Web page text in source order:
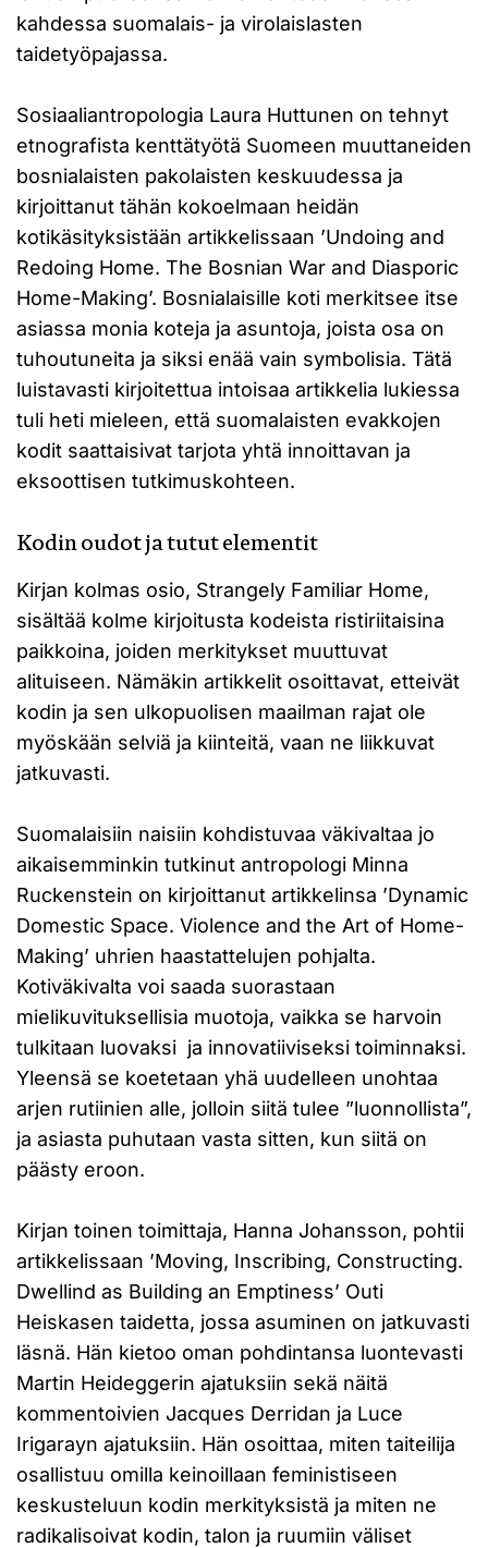
kahdessa suomalais- ja virolaislasten
taidetyöpajassa.
Sosiaaliantropologia Laura Huttunen on tehnyt
etnografista kenttätyötä Suomeen muuttaneiden
bosnialaisten pakolaisten keskuudessa ja
kirjoittanut tähän kokoelmaan heidän
kotikäsityksistään artikkelissaan ’Undoing and
Redoing Home. The Bosnian War and Diasporic
Home-Making’. Bosnialaisille koti merkitsee itse
asiassa monia koteja ja asuntoja, joista osa on
tuhoutuneita ja siksi enää vain symbolisia. Tätä
luistavasti kirjoitettua intoisaa artikkelia lukiessa
tuli heti mieleen, että suomalaisten evakkojen
kodit saattaisivat tarjota yhtä innoittavan ja
eksoottisen tutkimuskohteen.
Kodin oudot ja tutut elementit
Kirjan kolmas osio, Strangely Familiar Home,
sisältää kolme kirjoitusta kodeista ristiriitaisina
paikkoina, joiden merkitykset muuttuvat
alituiseen. Nämäkin artikkelit osoittavat, etteivät
kodin ja sen ulkopuolisen maailman rajat ole
myöskään selviä ja kiinteitä, vaan ne liikkuvat
jatkuvasti.
Suomalaisiin naisiin kohdistuvaa väkivaltaa jo
aikaisemminkin tutkinut antropologi Minna
Ruckenstein on kirjoittanut artikkelinsa ’Dynamic
Domestic Space. Violence and the Art of Home-
Making’ uhrien haastattelujen pohjalta.
Kotiväkivalta voi saada suorastaan
mielikuvituksellisia muotoja, vaikka se harvoin
tulkitaan luovaksi ja innovatiiviseksi toiminnaksi.
Yleensä se koetetaan yhä uudelleen unohtaa
arjen rutiinien alle, jolloin siitä tulee ”luonnollista”,
ja asiasta puhutaan vasta sitten, kun siitä on
päästy eroon.
Kirjan toinen toimittaja, Hanna Johansson, pohtii
artikkelissaan ’Moving, Inscribing, Constructing.
Dwellind as Building an Emptiness’ Outi
Heiskasen taidetta, jossa asuminen on jatkuvasti
läsnä. Hän kietoo oman pohdintansa luontevasti
Martin Heideggerin ajatuksiin sekä näitä
kommentoivien Jacques Derridan ja Luce
Irigarayn ajatuksiin. Hän osoittaa, miten taiteilija
osallistuu omilla keinoillaan feministiseen
keskusteluun kodin merkityksistä ja miten ne
radikalisoivat kodin, talon ja ruumiin väliset